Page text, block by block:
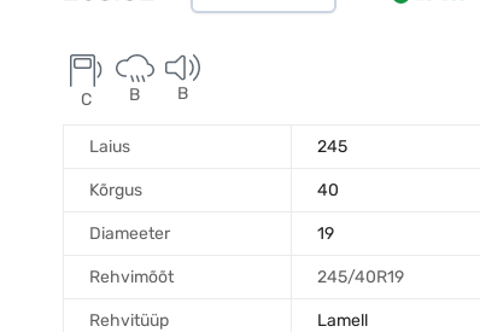
C B B
Laius 245
Kõrgus 40
Diameeter 19
Rehvimõõt 245/40R19
Rehvitüüp Lamell